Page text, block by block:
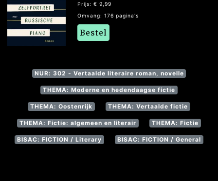
Prijs: € 9,99
Omvang: 176 pagina's
Bestel
NUR: 302 - Vertaalde literaire roman, novelle
THEMA: Moderne en hedendaagse fictie
THEMA: Oostenrijk THEMA: Vertaalde fictie
THEMA: Fictie: algemeen en literair THEMA: Fictie
BISAC: FICTION / Literary BISAC: FICTION / General